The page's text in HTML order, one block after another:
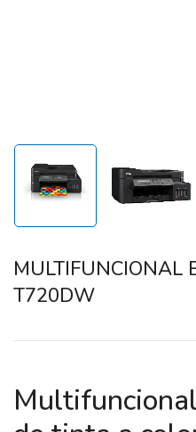
MULTIFUNCIONAL
T720DW